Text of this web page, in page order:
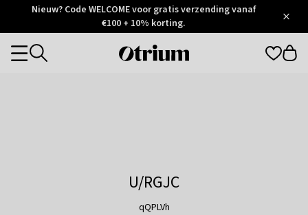
Otrium
Trustpilot
Nieuw? Code WELCOME voor gratis verzending vanaf
€100 + 10% korting.
Otrium
Categories
U/RGJC
qQPLVh